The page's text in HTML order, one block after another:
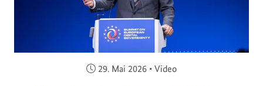
Veröffentlicht am:
29. Mai 2026 • Video